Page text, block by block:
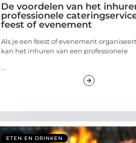
De voordelen van het
professionele
feest of evenement
Als je een feest of evenement
kan het inhuren van een professionele
...
ETEN EN DRINKEN